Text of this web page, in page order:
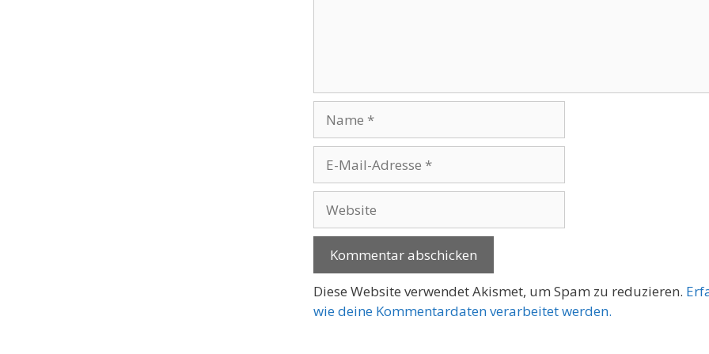
Mail-
Adresse
Diese Website verwendet Akismet, um Spam zu reduzieren.
wie deine Kommentardaten verarbeitet werden.